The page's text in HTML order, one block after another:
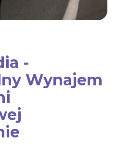
-
Wynajem